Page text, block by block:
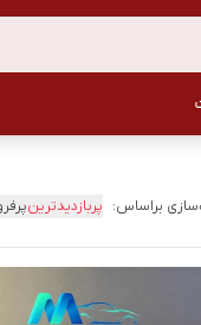
براساس: پربازدیدترین